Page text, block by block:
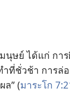
มนุษย์ ได้แก่ การ
ำที่ชั่วช้า การล่อ
ผล” (มาระโก